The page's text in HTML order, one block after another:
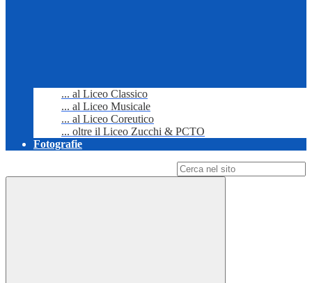
... al Liceo Classico
... al Liceo Musicale
... al Liceo Coreutico
... oltre il Liceo Zucchi & PCTO
Fotografie